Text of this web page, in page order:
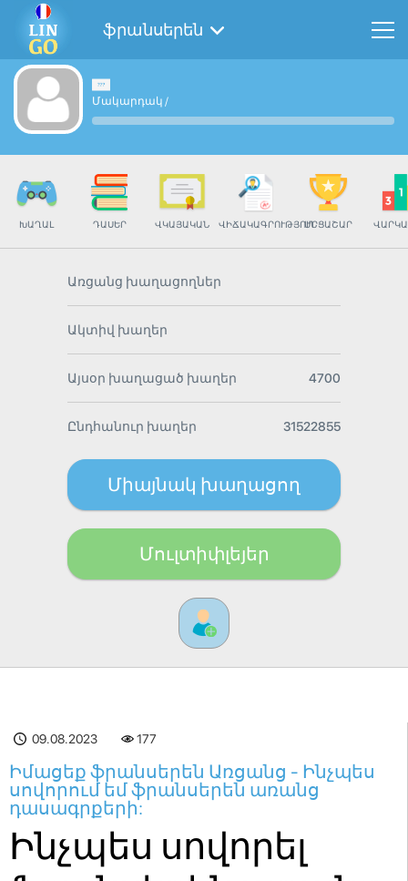
ֆրանսերեն
Մակարդակ /
ԽԱՂԱԼ ԴԱՍԵՐ ՎԿԱՅԱԿԱՆ ՎԻՃԱԿԱԳՐՈՒԹՅՈՒՆՄՐՑԱՇԱՐ
Առցանց խաղացողներ
Ակտիվ խաղեր
Այսօր խաղացած խաղեր 4700
Ընդհանուր խաղեր 31522855
Միայնակ խաղացող
Մուլտիփլեյեր
09.08.2023 177
Իմացեք ֆրանսերեն Առցանց - Ինչպես
սովորում եմ ֆրանսերեն առանց
դասագրքերի:
Ինչպես սովորել